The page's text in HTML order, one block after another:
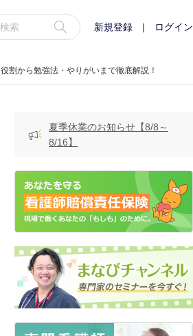
新規登録 | ログイン
割から勉強法・やりがいまで徹底解説！
夏季休業のお知らせ【8/8～
8/16】